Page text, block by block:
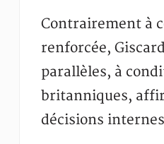
Contrairement à
renforcée,
parallèles, à
britanniques,
décisions